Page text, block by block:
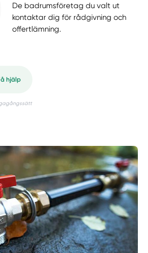
De badrumsföretag du valt ut
kontaktar dig för rådgivning och
offertlämning.